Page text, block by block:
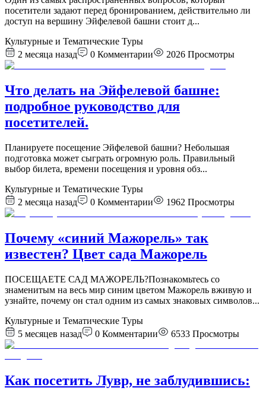
посетители задают перед бронированием, действительно ли
доступ на вершину Эйфелевой башни стоит д...
Культурные и Тематические Туры
2 месяца назад
0 Комментарии 2026 Просмотры
Что делать на Эйфелевой башне:
подробное руководство для
посетителей.
Планируете посещение Эйфелевой башни? Небольшая
подготовка может сыграть огромную роль. Правильный
выбор билета, времени посещения и уровня обз...
Культурные и Тематические Туры
2 месяца назад
0 Комментарии 1962 Просмотры
Почему «синий Мажорель» так
известен? Цвет сада Мажорель
ПОСЕЩАЕТЕ САД МАЖОРЕЛЬ?Познакомьтесь со
знаменитым на весь мир синим цветом Мажорель вживую и
узнайте, почему он стал одним из самых знаковых символов...
Культурные и Тематические Туры
5 месяцев назад
0 Комментарии 6533 Просмотры
Как посетить Лувр, не заблудившись: